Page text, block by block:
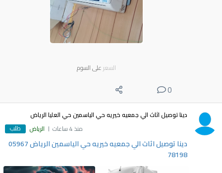
السعر على السوم
0
دينا توصيل اثاث الي جمعيه خيريه حي الياسمين حي العليا الرياض
منذ 4 ساعات
الرياض طلب
دينا توصيل اثاث الي جمعيه خيريه حي الياسمين الرياض 05967
78198